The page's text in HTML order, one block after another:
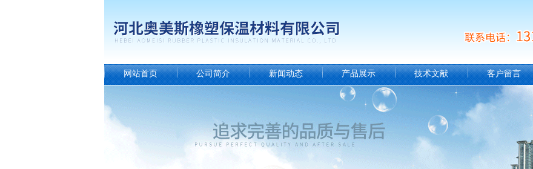
网站首页 公司简介 新闻动态 产品展示 技术文献 客户留言